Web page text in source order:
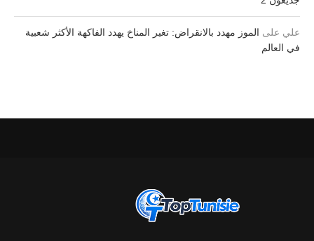
علي على الموز مهدد بالانقراض: تغير المناخ يهدد الفاكهة الأكثر شعبية
في العالم